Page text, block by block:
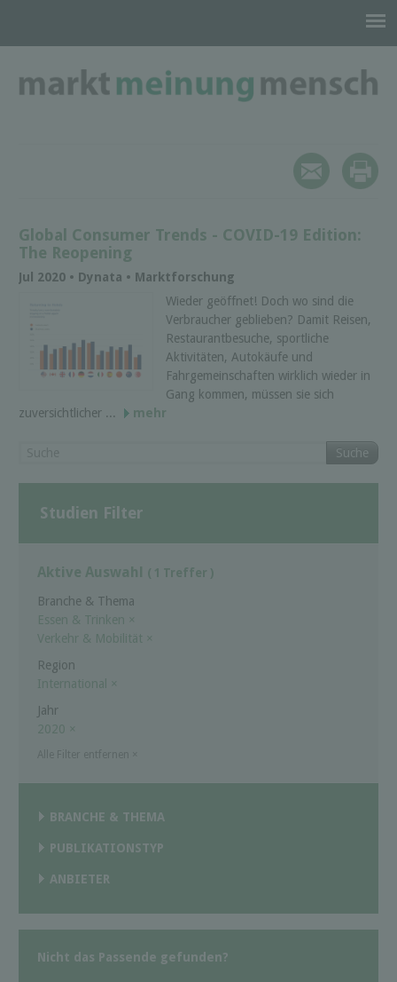
Global Consumer Trends - COVID-19 Edition:
The Reopening
Jul 2020 • Dynata • Marktforschung
Wieder geöffnet! Doch wo sind die
Verbraucher geblieben? Damit Reisen,
Restaurantbesuche, sportliche
Aktivitäten, Autokäufe und
Fahrgemeinschaften wirklich wieder in
Gang kommen, müssen sie sich
zuversichtlicher ...
mehr
Suche
Studien Filter
Aktive Auswahl ( 1 Treffer )
Branche & Thema
Essen & Trinken ×
Verkehr & Mobilität ×
Region
International
×
Jahr
2020 ×
BRANCHE & THEMA
PUBLIKATIONSTYP
ANBIETER
Nicht das Passende gefunden?